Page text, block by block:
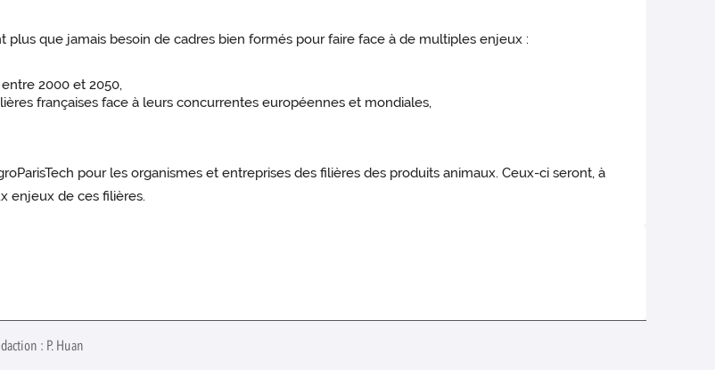
que jamais besoin de cadres bien formés pour faire face à de multiples enjeux :
2000 et 2050,
françaises face à leurs concurrentes européennes et mondiales,
pour les organismes et entreprises des filières des produits animaux. Ceux-ci seront, à
enjeux de ces filières.
: P. Huan